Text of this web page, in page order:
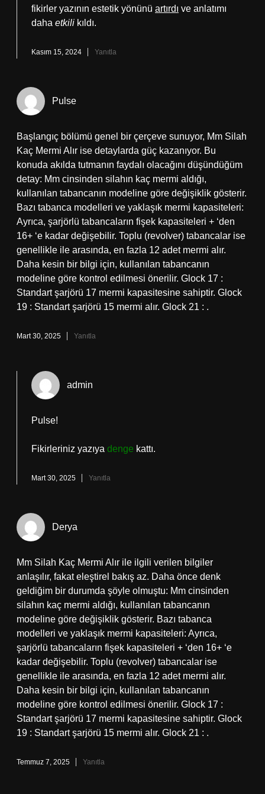
fikirler yazının estetik yönünü artırdı ve anlatımı
daha etkili kıldı.
Kasım 15, 2024 Yanıtla
Pulse
Başlangıç bölümü genel bir çerçeve sunuyor, Mm Silah
Kaç Mermi Alır ise detaylarda güç kazanıyor. Bu
konuda akılda tutmanın faydalı olacağını düşündüğüm
detay: Mm cinsinden silahın kaç mermi aldığı,
kullanılan tabancanın modeline göre değişiklik gösterir.
Bazı tabanca modelleri ve yaklaşık mermi kapasiteleri:
Ayrıca, şarjörlü tabancaların fişek kapasiteleri + ‘den
16+ ‘e kadar değişebilir. Toplu (revolver) tabancalar ise
genellikle ile arasında, en fazla 12 adet mermi alır.
Daha kesin bir bilgi için, kullanılan tabancanın
modeline göre kontrol edilmesi önerilir. Glock 17 :
Standart şarjörü 17 mermi kapasitesine sahiptir. Glock
19 : Standart şarjörü 15 mermi alır. Glock 21 : .
Mart 30, 2025 Yanıtla
admin
Pulse!
Fikirleriniz yazıya denge kattı.
Mart 30, 2025 Yanıtla
Derya
Mm Silah Kaç Mermi Alır ile ilgili verilen bilgiler
anlaşılır, fakat eleştirel bakış az. Daha önce denk
geldiğim bir durumda şöyle olmuştu: Mm cinsinden
silahın kaç mermi aldığı, kullanılan tabancanın
modeline göre değişiklik gösterir. Bazı tabanca
modelleri ve yaklaşık mermi kapasiteleri: Ayrıca,
şarjörlü tabancaların fişek kapasiteleri + ‘den 16+ ‘e
kadar değişebilir. Toplu (revolver) tabancalar ise
genellikle ile arasında, en fazla 12 adet mermi alır.
Daha kesin bir bilgi için, kullanılan tabancanın
modeline göre kontrol edilmesi önerilir. Glock 17 :
Standart şarjörü 17 mermi kapasitesine sahiptir. Glock
19 : Standart şarjörü 15 mermi alır. Glock 21 : .
Temmuz 7, 2025 Yanıtla